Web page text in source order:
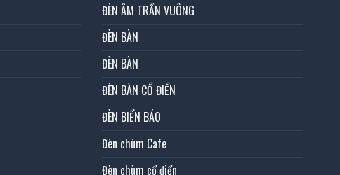
ĐÈN ÂM TRẦN VUÔNG
ĐÈN BÀN
ĐÈN BÀN
ĐÈN BÀN CỔ ĐIỂN
ĐÈN BIỂN BÁO
Đèn chùm Cafe
Đèn chùm cổ điển